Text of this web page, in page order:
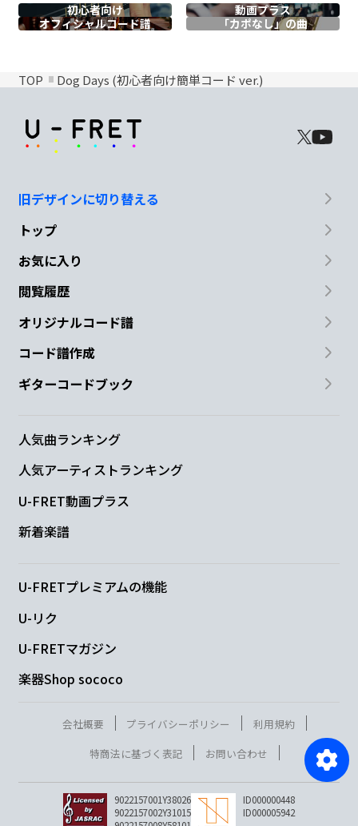
初心者向け
動画プラス
オフィシャルコード譜 「カポなし」の曲
TOP Dog Days (初心者向け簡単コード ver.)
旧デザインに切り替える
トップ
お気に入り
閲覧履歴
オリジナルコード譜
コード譜作成
ギターコードブック
人気曲ランキング
人気アーティストランキング
U-FRET動画プラス
新着楽譜
U-FRETプレミアムの機能
U-リク
U-FRETマガジン
楽器Shop sococo
会社概要 プライバシーポリシー
利用規約
特商法に基づく表記
お問い合わせ
9022157001Y38026
9022157002Y31015
ID000000448
ID000005942